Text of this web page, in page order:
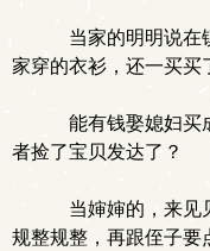
当家的明明说在
家穿的衣衫，还一买买
能有钱娶媳妇买
者捡了宝贝发达了？
当婶婶的，来见
规整规整，再跟侄子要